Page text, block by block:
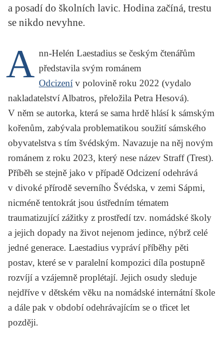
a posadí do školních lavic. Hodina začíná, trestu
se nikdo nevyhne.
A nn-Helén Laestadius se českým čtenářům
představila svým románem
Odcizení v polovině roku 2022 (vydalo
nakladatelství Albatros, přeložila Petra Hesová).
V něm se autorka, která se sama hrdě hlásí k sámským
kořenům, zabývala problematikou soužití sámského
obyvatelstva s tím švédským. Navazuje na něj novým
románem z roku 2023, který nese název Straff(Trest).
Příběh se stejně jako v případě Odcizení odehrává
v divoké přírodě severního Švédska, v zemi Sápmi,
nicméně tentokrát jsou ústředním tématem
traumatizující zážitky z prostředí tzv. nomádské školy
a jejich dopady na život nejenom jedince, nýbrž celé
jedné generace. Laestadius vypráví příběhy pěti
postav, které se v paralelní kompozici díla postupně
rozvíjí a vzájemně proplétají. Jejich osudy sleduje
nejdříve v dětském věku na nomádské internátní škole
a dále pak v období odehrávajícím se o třicet let
později.